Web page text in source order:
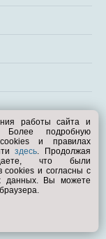
работы сайта и
Более подробную
и правилах
здесь. Продолжая
что были
и согласны с
данных. Вы можете